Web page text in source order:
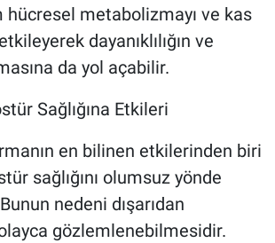
hücresel metabolizmayı ve kas
dayanıklılığın ve
da yol açabilir.
Sağlığına Etkileri
en bilinen etkilerinden biri
sağlığını olumsuz yönde
nedeni dışarıdan
gözlemlenebilmesidir.